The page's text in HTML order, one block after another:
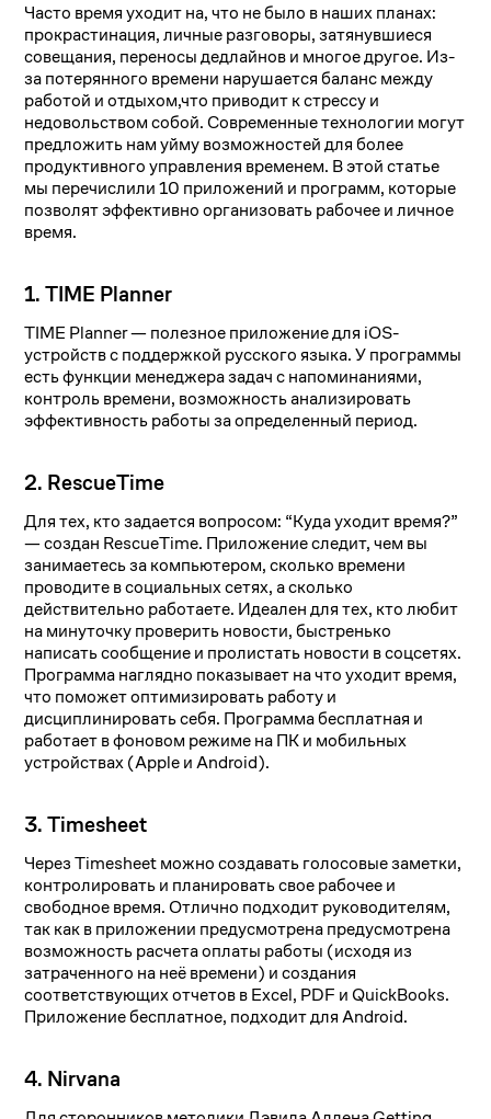
Часто время уходит на, что не было в наших планах:
прокрастинация, личные разговоры, затянувшиеся
совещания, переносы дедлайнов и многое другое. Из-
за потерянного времени нарушается баланс между
работой и отдыхом,что приводит к стрессу и
недовольством собой. Современные технологии могут
предложить нам уйму возможностей для более
продуктивного управления временем. В этой статье
мы перечислили 10 приложений и программ, которые
позволят эффективно организовать рабочее и личное
время.
1. TIME Planner
TIME Planner — полезное приложение для iOS-
устройств с поддержкой русского языка. У программы
есть функции менеджера задач с напоминаниями,
контроль времени, возможность анализировать
эффективность работы за определенный период.
2. RescueTime
Для тех, кто задается вопросом: “Куда уходит время?”
— создан RescueTime. Приложение следит, чем вы
занимаетесь за компьютером, сколько времени
проводите в социальных сетях, а сколько
действительно работаете. Идеален для тех, кто любит
на минуточку проверить новости, быстренько
написать сообщение и пролистать новости в соцсетях.
Программа наглядно показывает на что уходит время,
что поможет оптимизировать работу и
дисциплинировать себя. Программа бесплатная и
работает в фоновом режиме на ПК и мобильных
устройствах (Apple и Android).
3. Timesheet
Через Timesheet можно создавать голосовые заметки,
контролировать и планировать свое рабочее и
свободное время. Отлично подходит руководителям,
так как в приложении предусмотрена предусмотрена
возможность расчета оплаты работы (исходя из
затраченного на неё времени) и создания
соответствующих отчетов в Excel, PDF и QuickBooks.
Приложение бесплатное, подходит для Android.
4. Nirvana